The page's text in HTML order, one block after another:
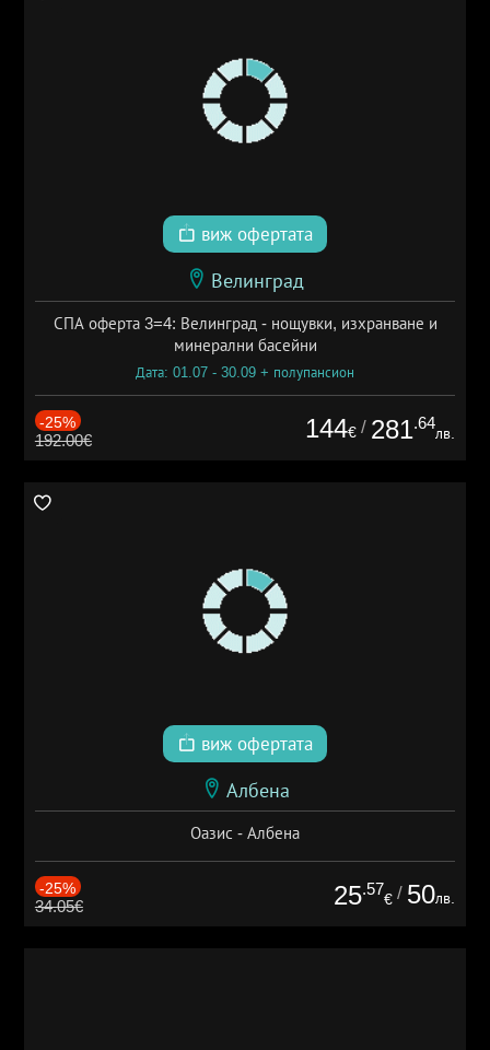
виж офертата
Велинград
СПА оферта 3=4: Велинград - нощувки, изхранване и
минерални басейни
Дата: 01.07 - 30.09 + полупансион
-25%
192.00€ 144€ / 281.64
лв.
виж офертата
Албена
Оазис - Албена
-25%
34.05€ 25.57
€ / 50лв.